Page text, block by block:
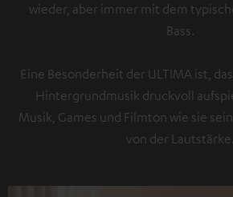
wieder, aber immer mit dem
Bass.
Eine Besonderheit der ULTIMA ist,
Hintergrundmusik druckvoll
Musik, Games und Filmton wie sie
von der Lautstärke.